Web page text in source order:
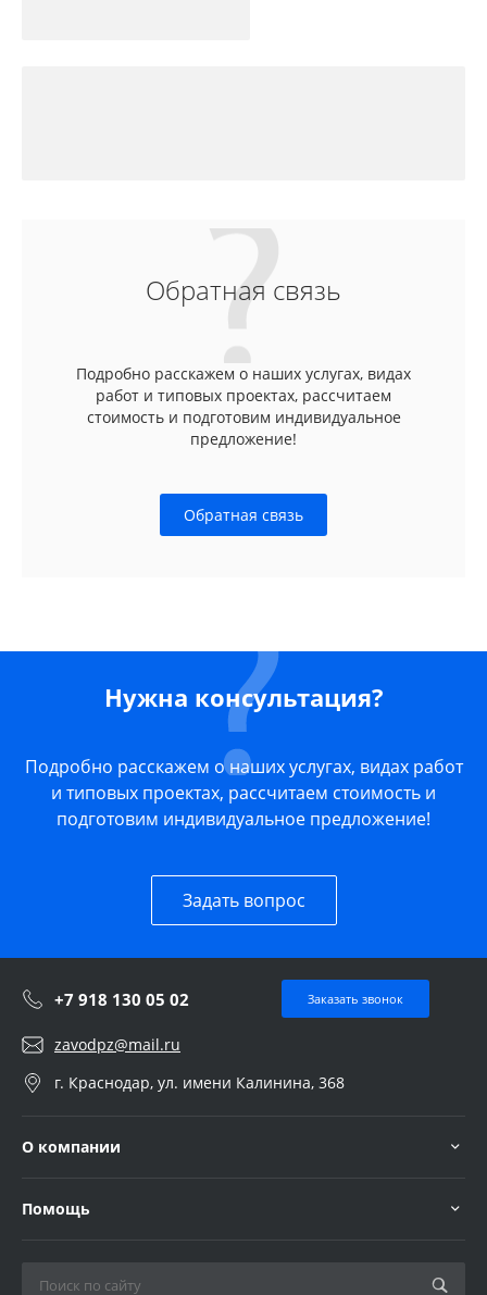
Обратная связь
Подробно расскажем о наших услугах, видах
работ и типовых проектах, рассчитаем
стоимость и подготовим индивидуальное
предложение!
Обратная связь
Нужна консультация?
Подробно расскажем о наших услугах, видах работ
и типовых проектах, рассчитаем стоимость и
подготовим индивидуальное предложение!
Задать вопрос
+7 918 130 05 02 Заказать звонок
zavodpz@mail.ru
г. Краснодар, ул. имени Калинина, 368
О компании
Помощь